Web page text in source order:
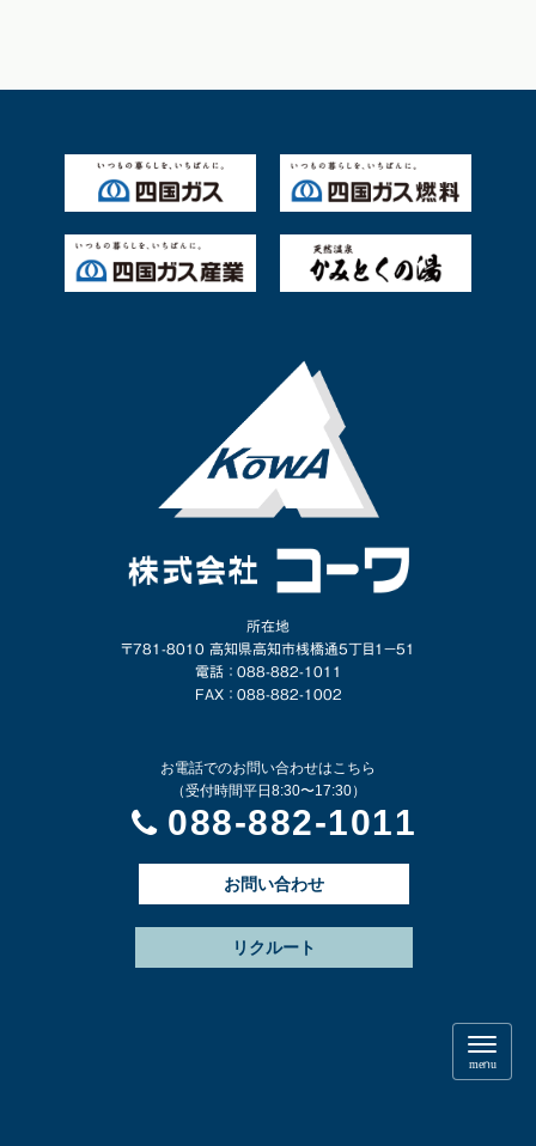
所在地
〒781-8010 高知県高知市桟橋通5丁目1−51
電話 ： 088-882-1011
FAX ： 088-882-1002
お電話でのお問い合わせはこちら
（受付時間平日8:30〜17:30）
088-882-1011
お問い合わせ
リクルート
N
a
v
menu